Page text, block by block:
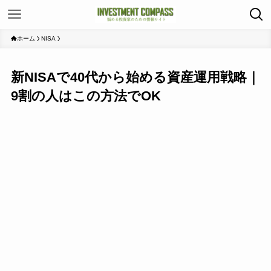
ホーム NISA
新NISAで40代から始める資産運用戦略｜
9割の人はこの方法でOK